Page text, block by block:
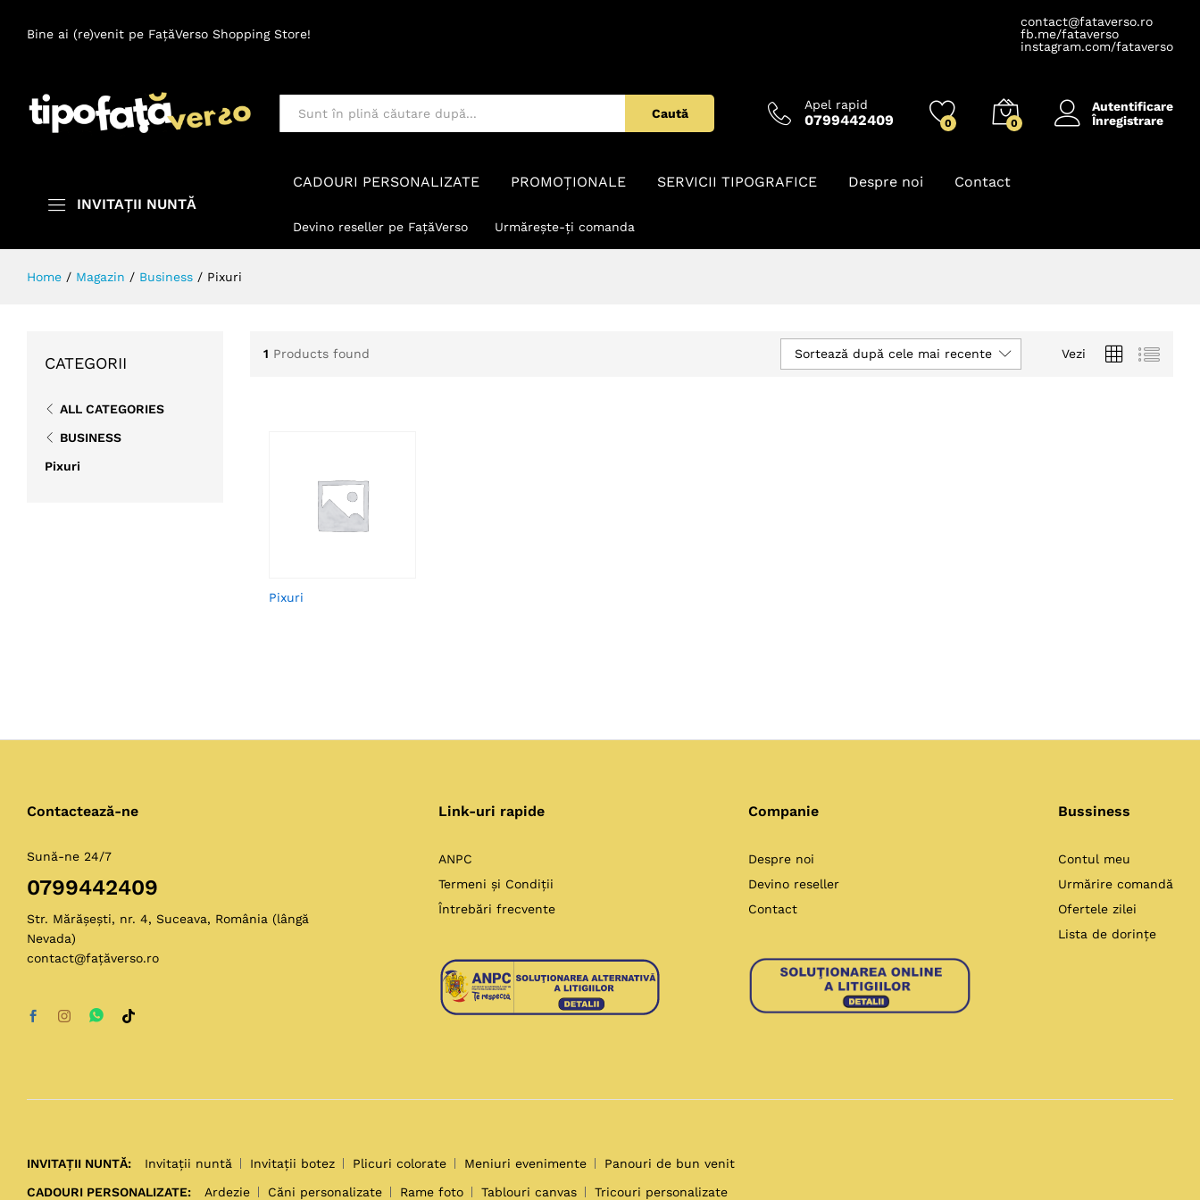
Bine ai (re)venit pe FațăVerso Shopping Store!
contact@fataverso.ro
fb.me/fataverso
instagram.com/fataverso
Toate Caută
Apel rapid
0799442409 0 0
Autentificare
Înregistrare
INVITAȚII NUNTĂ
CADOURI PERSONALIZATE PROMOȚIONALE SERVICII TIPOGRAFICE Despre noi Contact
Devino reseller pe FațăVerso Urmărește-ți comanda
Home / Magazin / Business / Pixuri
1 Products found Vezi
Sortează după cele mai recente
Pixuri
CATEGORII
ALL CATEGORIES
BUSINESS
Pixuri
Contactează-ne
Sună-ne 24/7
0799442409
Str. Mărășești, nr. 4, Suceava, România (lângă
Nevada)
contact@fațăverso.ro
Link-uri rapide
ANPC
Termeni și Condiții
Întrebări frecvente
Companie
Despre noi
Devino reseller
Contact
Bussiness
Contul meu
Urmărire comandă
Ofertele zilei
Lista de dorințe
INVITAȚII NUNTĂ: Invitații nuntă Invitații botez Plicuri colorate Meniuri evenimente
Panouri de bun venit
CADOURI PERSONALIZATE:
Ardezie Căni personalizate Rame foto Tablouri canvas Tricouri personalizate